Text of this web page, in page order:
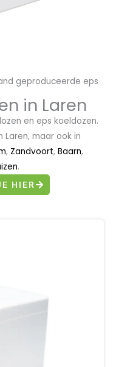
geproduceerde eps
in Laren
en eps koeldozen.
Laren, maar ook in
, Zandvoort, Baarn,
.
HIER